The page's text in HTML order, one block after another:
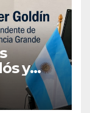
y
de